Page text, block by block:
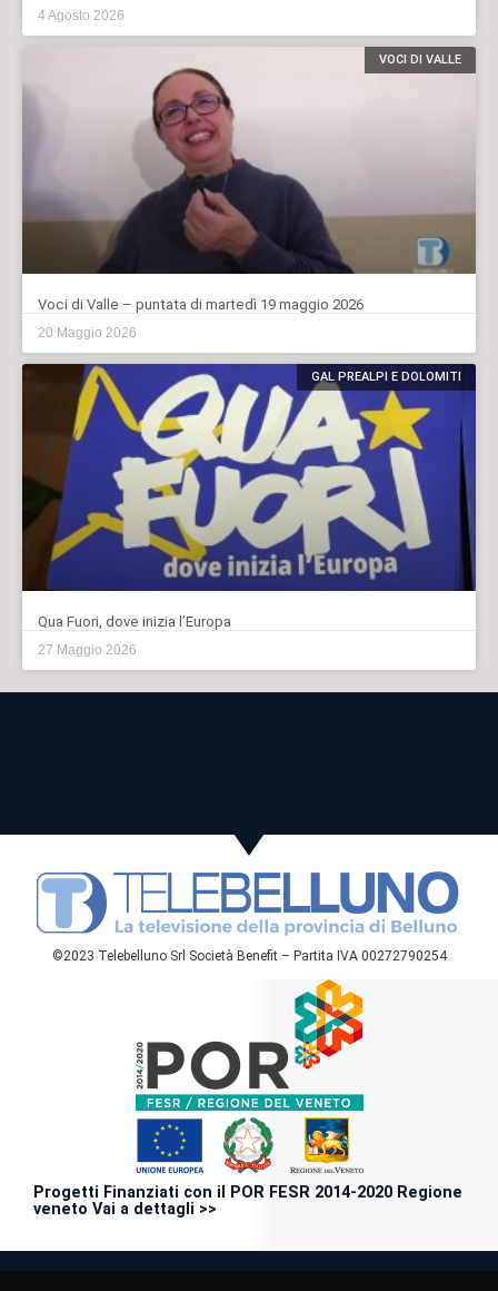
4 Agosto 2026
VOCI DI VALLE
Voci di Valle – puntata di martedì 19 maggio 2026
20 Maggio 2026
GAL PREALPI E DOLOMITI
Qua Fuori, dove inizia l’Europa
27 Maggio 2026
©2023 Telebelluno Srl Società Benefit – Partita IVA 00272790254
Progetti Finanziati con il POR FESR 2014-2020 Regione
veneto Vai a dettagli >>